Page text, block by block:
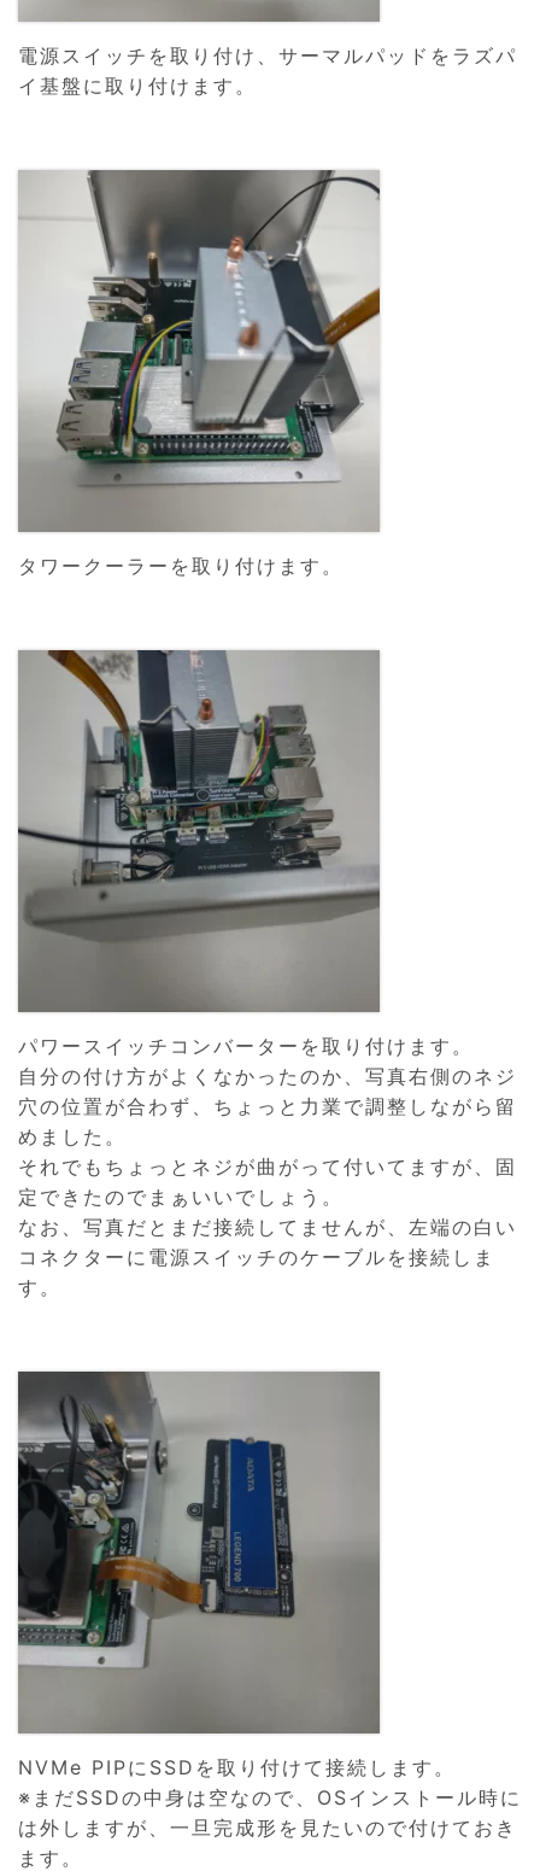
電源スイッチを取り付け、サーマルパッドをラズパ
イ基盤に取り付けます。
タワークーラーを取り付けます。
パワースイッチコンバーターを取り付けます。
自分の付け方がよくなかったのか、写真右側のネジ
穴の位置が合わず、ちょっと力業で調整しながら留
めました。
それでもちょっとネジが曲がって付いてますが、固
定できたのでまぁいいでしょう。
なお、写真だとまだ接続してませんが、左端の白い
コネクターに電源スイッチのケーブルを接続しま
す。
NVMe PIPにSSDを取り付けて接続します。
※まだSSDの中身は空なので、OSインストール時に
は外しますが、一旦完成形を見たいので付けておき
ます。